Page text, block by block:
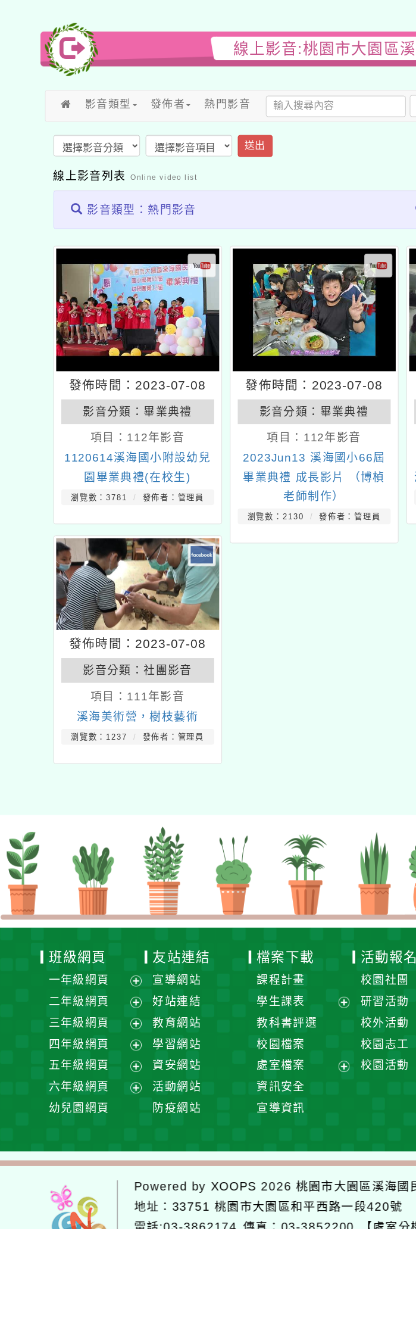
線上影音:桃園市大園區
影音類型 發佈者 熱門影音
送出
線上影音列表 Online video list
影音類型：熱門影音
發佈時間：2023-07-08
影音分類： 畢業典禮
項目： 112年影音
1120614溪海國小附設幼兒
園畢業典禮(在校生)
瀏覽數：3781 發佈者：管理員
發佈時間：2023-07-08
影音分類： 畢業典禮
項目： 112年影音
2023Jun13 溪海國小66屆
畢業典禮 成長影片 （博楨
老師制作）
瀏覽數：2130 發佈者：管理員
發佈時間：2023-07-08
影音分類：社團影音
項目： 111年影音
溪海美術營，樹枝藝術
瀏覽數：1237 發佈者：管理員
班級網頁
一年級網頁
展
開
選
單
二年級網頁
展
開
選
單
三年級網頁
展
選
單
四年級網頁
展
選
五年級網頁
展
六年級網頁
單
幼兒園網頁
友站連結
宣導網站
好站連結
教育網站
學習網站
資安網站
活動網站
防疫網站
檔案下載
課程計畫
學生課表
單
教科書評選
校園檔案
處室檔案
資訊安全
宣導資訊
活動報名
校園社團
研習活動
校外活動
校園志工
校園活動
Powered by XOOPS 2026桃園市大園區溪海國
地址： 33751 桃園市大園區和平西路一段420號
電話:03-3862174 傳真：03-3852200
【處室分